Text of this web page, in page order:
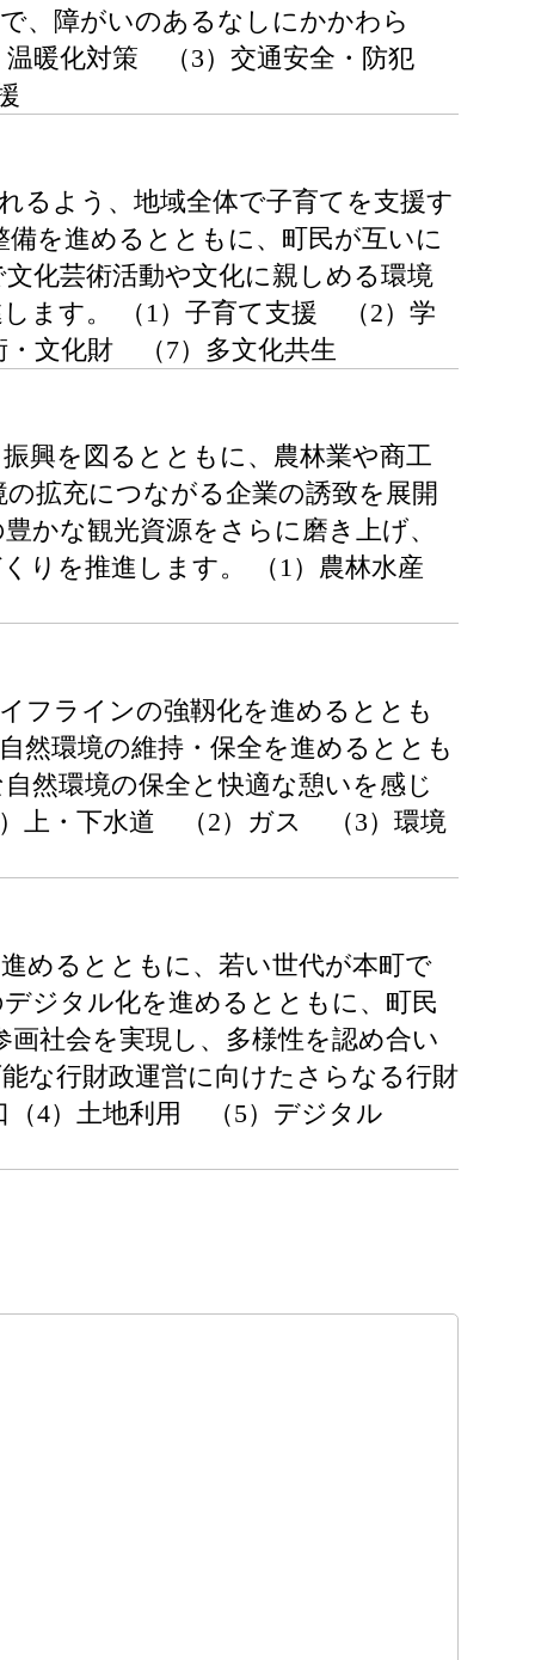
、障がいのあるなしにかかわら
温暖化対策 （3）交通安全・防犯
るよう、地域全体で子育てを支援す
を進めるとともに、町民が互いに
化芸術活動や文化に親しめる環境
ます。 （1）子育て支援 （2）学
文化財 （7）多文化共生
興を図るとともに、農林業や商工
拡充につながる企業の誘致を展開
かな観光資源をさらに磨き上げ、
りを推進します。 （1）農林水産
フラインの強靱化を進めるととも
然環境の維持・保全を進めるととも
然環境の保全と快適な憩いを感じ
）上・下水道 （2）ガス （3）環境
めるとともに、若い世代が本町で
ジタル化を進めるとともに、町民
社会を実現し、多様性を認め合い
な行財政運営に向けたさらなる行財
（4）土地利用 （5）デジタル